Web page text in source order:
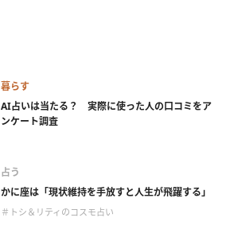
暮らす
AI占いは当たる？ 実際に使った人の口コミをア
ンケート調査
占う
かに座は「現状維持を手放すと人生が飛躍する」
＃トシ＆リティのコスモ占い